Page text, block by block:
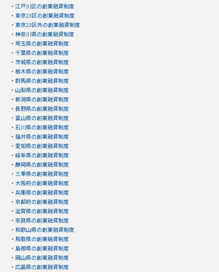
・ 江戸川区の創業融資制度
・ 東京23区の創業融資制度
・ 東京23区外の創業融資制度
・ 神奈川県の創業融資制度
・ 埼玉県の創業融資制度
・ 千葉県の創業融資制度
・ 茨城県の創業融資制度
・ 栃木県の創業融資制度
・ 群馬県の創業融資制度
・ 山梨県の創業融資制度
・ 新潟県の創業融資制度
・ 長野県の創業融資制度
・ 富山県の創業融資制度
・ 石川県の創業融資制度
・ 福井県の創業融資制度
・ 愛知県の創業融資制度
・ 岐阜県の創業融資制度
・ 静岡県の創業融資制度
・ 三重県の創業融資制度
・ 大阪府の創業融資制度
・ 兵庫県の創業融資制度
・ 京都府の創業融資制度
・ 滋賀県の創業融資制度
・ 奈良県の創業融資制度
・ 和歌山県の創業融資制度
・ 鳥取県の創業融資制度
・ 島根県の創業融資制度
・ 岡山県の創業融資制度
・ 広島県の創業融資制度